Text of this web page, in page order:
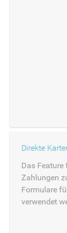
Direkte
Das Feature
Zahlungen
Formulare
verwendet